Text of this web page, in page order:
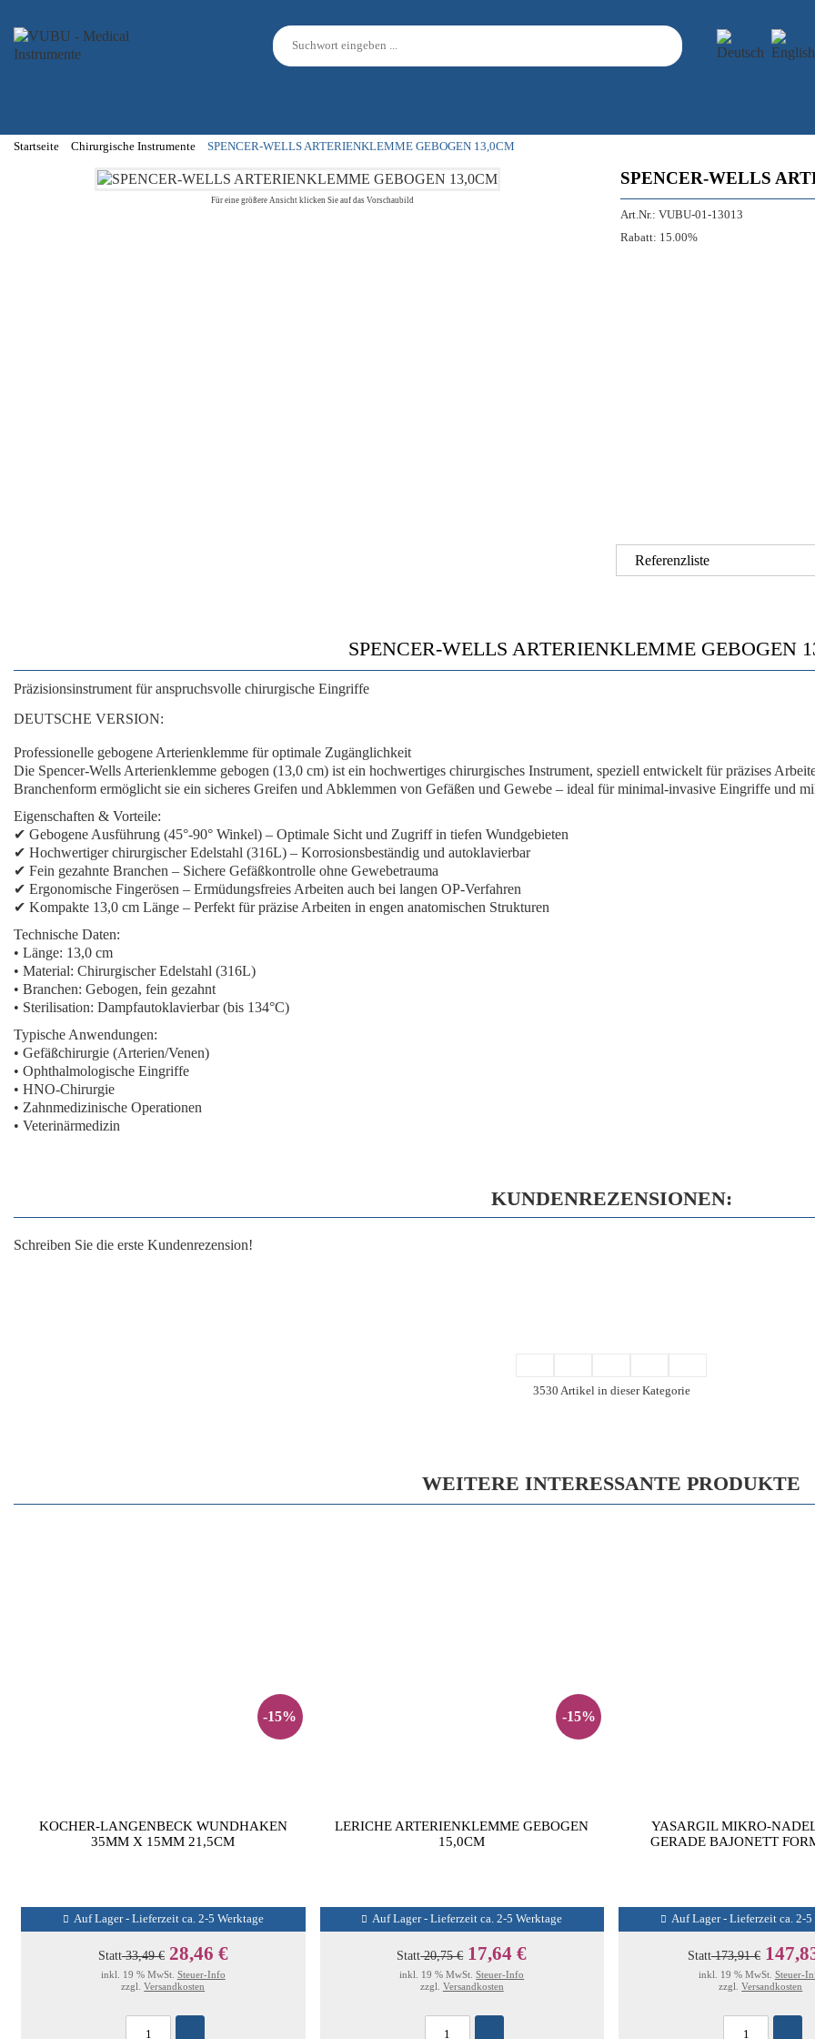
Startseite Chirurgische Instrumente SPENCER-WELLS ARTERIENKLEMME GEBOGEN 13,0CM
Für eine größere Ansicht klicken Sie auf das Vorschaubild
SPENCER-WELLS
Art.Nr.: VUBU-01-13013
Rabatt: 15.00%
Referenzliste
SPENCER-WELLS ARTERIENKLEMME GEBOGEN
Präzisionsinstrument für anspruchsvolle chirurgische Eingriffe
DEUTSCHE VERSION:
Professionelle gebogene Arterienklemme für optimale Zugänglichkeit
Die Spencer-Wells Arterienklemme gebogen (13,0 cm) ist ein hochwertiges chirurgisches Instrument, speziell entwickelt für präzises
Branchenform ermöglicht sie ein sicheres Greifen und Abklemmen von Gefäßen und Gewebe – ideal für minimal-invasive Eingriffe und
Eigenschaften & Vorteile:
✔ Gebogene Ausführung (45°-90° Winkel) – Optimale Sicht und Zugriff in tiefen Wundgebieten
✔ Hochwertiger chirurgischer Edelstahl (316L) – Korrosionsbeständig und autoklavierbar
✔ Fein gezahnte Branchen – Sichere Gefäßkontrolle ohne Gewebetrauma
✔ Ergonomische Fingerösen – Ermüdungsfreies Arbeiten auch bei langen OP-Verfahren
✔ Kompakte 13,0 cm Länge – Perfekt für präzise Arbeiten in engen anatomischen Strukturen
Technische Daten:
• Länge: 13,0 cm
• Material: Chirurgischer Edelstahl (316L)
• Branchen: Gebogen, fein gezahnt
• Sterilisation: Dampfautoklavierbar (bis 134°C)
Typische Anwendungen:
• Gefäßchirurgie (Arterien/Venen)
• Ophthalmologische Eingriffe
• HNO-Chirurgie
• Zahnmedizinische Operationen
• Veterinärmedizin
KUNDENREZENSIONEN:
Schreiben Sie die erste Kundenrezension!
3530 Artikel in dieser Kategorie
WEITERE INTERESSANTE PRODUKTE
-15%
KOCHER-LANGENBECK WUNDHAKEN
35MM X 15MM 21,5CM
Auf Lager - Lieferzeit ca. 2-5 Werktage
Statt33,49 € 28,46 €
inkl. 19 % MwSt. Steuer-Info
zzgl.Versandkosten
-15%
LERICHE ARTERIENKLEMME GEBOGEN
15,0CM
Auf Lager - Lieferzeit ca. 2-5 Werktage
Statt20,75 € 17,64 €
inkl. 19 % MwSt.Steuer-Info
zzgl. Versandkosten
YASARGIL MIKRO-
GERADE BAJONETT
Auf Lager - Lieferzeit ca. 2-5
Statt173,91 €
inkl. 19 % MwSt. Steuer-
zzgl.Versandkosten